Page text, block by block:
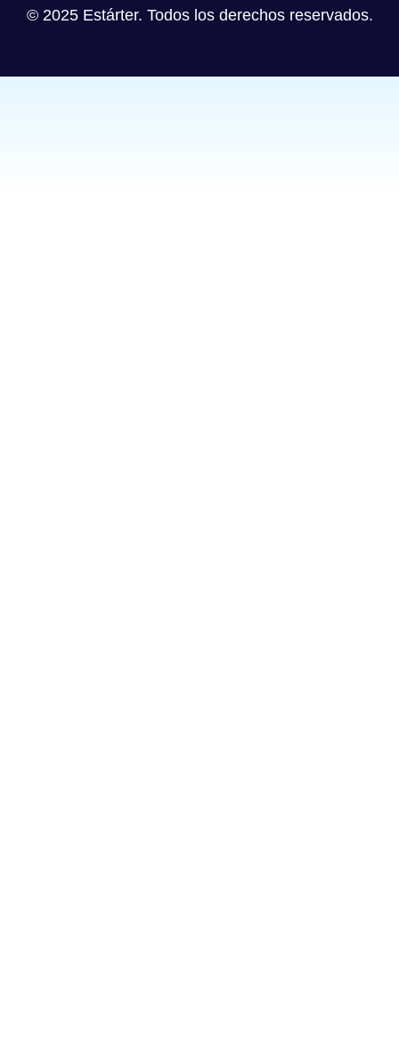
© 2025 Estárter. Todos los derechos reservados.